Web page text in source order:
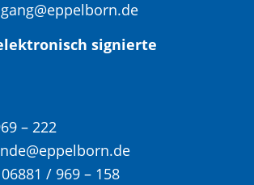
signierte
– 222
06881 / 969 – 158